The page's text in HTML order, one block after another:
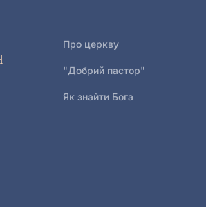
Про церкву
"Добрий пастор"
Як знайти Бога